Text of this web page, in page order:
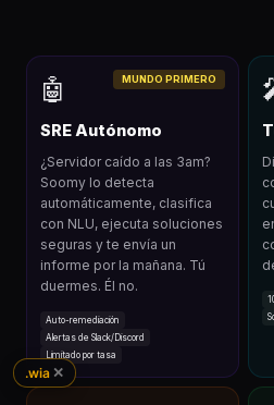
MUNDO PRIMERO
🤖
SRE Autónomo
¿Servidor caído a las 3am?
Soomy lo detecta
automáticamente, clasifica
con NLU, ejecuta soluciones
seguras y te envía un
informe por la mañana. Tú
duermes. Él no.
Auto-remediación
Alertas de Slack/Discord
Limitado por tasa
.wia ✕